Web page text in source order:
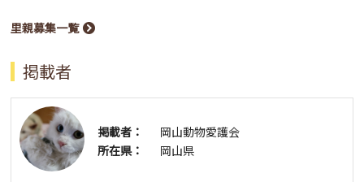
里親募集一覧
掲載者
掲載者：
岡山動物愛護会
所在県：
岡山県